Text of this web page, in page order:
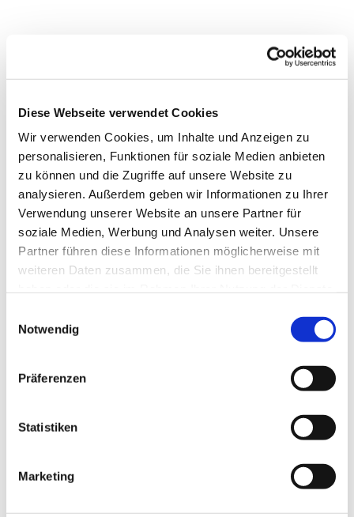
Diese Webseite verwendet Cookies
Wir verwenden Cookies, um Inhalte und Anzeigen zu
personalisieren, Funktionen für soziale Medien anbieten
zu können und die Zugriffe auf unsere Website zu
analysieren. Außerdem geben wir Informationen zu Ihrer
Verwendung unserer Website an unsere Partner für
soziale Medien, Werbung und Analysen weiter. Unsere
Partner führen diese Informationen möglicherweise mit
weiteren Daten zusammen, die Sie ihnen bereitgestellt
Notwendig
Präferenzen
Statistiken
Marketing